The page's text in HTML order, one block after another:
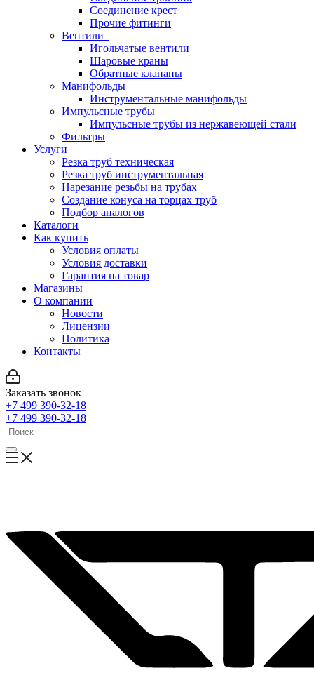
Соединение крест
Прочие фитинги
Вентили
Игольчатые вентили
Шаровые краны
Обратные клапаны
Манифольды
Инструментальные манифольды
Импульсные трубы
Импульсные трубы из нержавеющей стали
Фильтры
Услуги
Резка труб техническая
Резка труб инструментальная
Нарезание резьбы на трубах
Создание конуса на торцах труб
Подбор аналогов
Каталоги
Как купить
Условия оплаты
Условия доставки
Гарантия на товар
Магазины
О компании
Новости
Лицензии
Политика
Контакты
Заказать звонок
+7 499 390-32-18
+7 499 390-32-18